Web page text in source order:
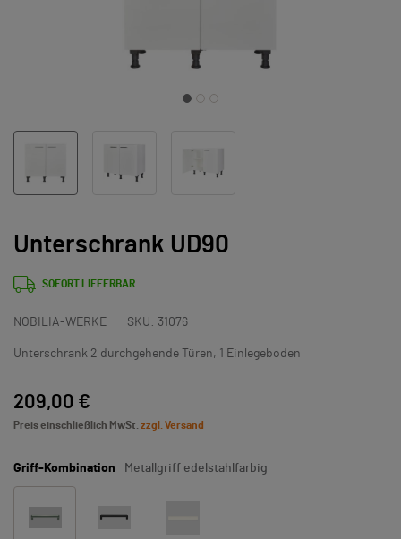
Unterschrank UD90
SOFORT LIEFERBAR
NOBILIA-WERKE SKU: 31076
Unterschrank 2 durchgehende Türen, 1 Einlegeboden
209,00 €
Preis einschließlich MwSt. zzgl. Versand
Griff-Kombination Metallgriff edelstahlfarbig